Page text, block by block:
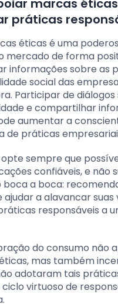
marcas
práticas
éticas é uma
mercado de forma
informações sobre as
social das
Participar de diálogos
e compartilhar
aumentar a
de práticas
opte sempre que
confiáveis, e não
a boca:
a alavancar suas
responsáveis a
do consumo não
mas também
adotaram tais
virtuoso de